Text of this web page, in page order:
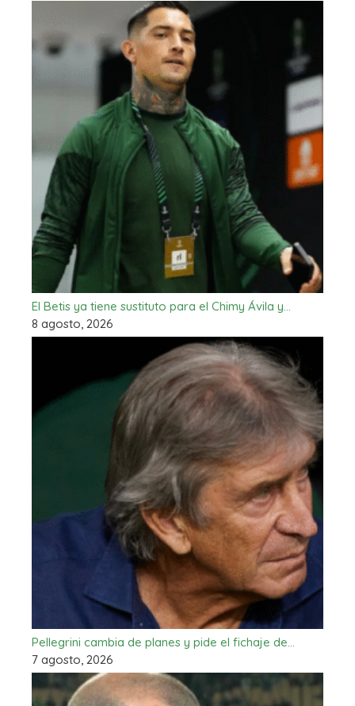
El Betis ya tiene sustituto para el Chimy Ávila y…
8 agosto, 2026
Pellegrini cambia de planes y pide el fichaje de…
7 agosto, 2026